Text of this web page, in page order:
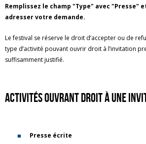
Remplissez le champ "Type" avec "Presse"
adresser votre demande.
Le festival se réserve le droit d’accepter ou de
type d’activité pouvant ouvrir droit à l’invitation
suffisamment justifié.
Activités ouvrant droit à une
Presse écrite